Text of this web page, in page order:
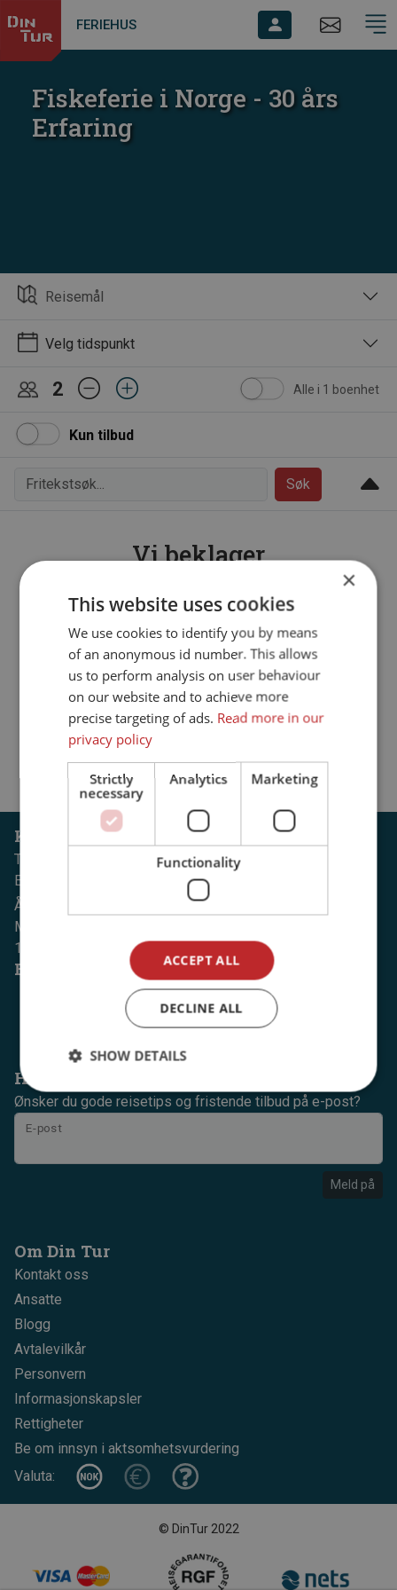
FERIEHUS
Fiskeferie i Norge - 30 års
Erfaring
Reisemål
Velg tidspunkt
2 Alle i 1 boenhet
Kun tilbud
Søk
Vi beklager
Gå til forsiden
Til toppen
Kundeservice
Tlf: (+47) 74 07 30 00
E-post: office@dintur.no
Åpningstider:
Mandag til torsdag, kl. 08.00 til 18.00, fredager, 08.00 til
15.30.
Følg oss på
Hold deg oppdatert
Ønsker du gode reisetips og fristende tilbud på e-post?
E-post
Meld på
Om Din Tur
Kontakt oss
Ansatte
Blogg
Avtalevilkår
Personvern
Informasjonskapsler
Rettigheter
Be om innsyn i aktsomhetsvurdering
Valuta:
© DinTur 2022
×
This website uses cookies
We use cookies to identify you by means
of an anonymous id number. This allows
us to perform analysis on user behaviour
on our website and to achieve more
precise targeting of ads. Read more in our
privacy policy
Strictly
necessary
Analytics Marketing
Functionality
ACCEPT ALL
DECLINE ALL
SHOW DETAILS